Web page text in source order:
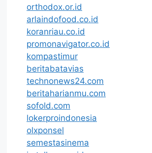
orthodox.or.id
arlaindofood.co.id
koranriau.co.id
promonavigator.co.id
kompastimur
beritabatavias
technonews24.com
beritaharianmu.com
sofold.com
lokerproindonesia
olxponsel
semestasinema